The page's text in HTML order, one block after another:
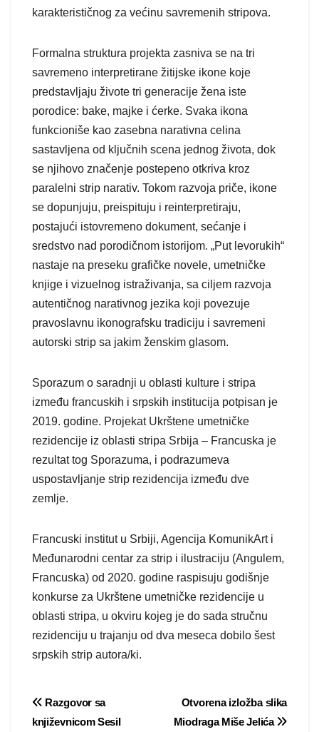
karakterističnog za većinu savremenih stripova.
Formalna struktura projekta zasniva se na tri
savremeno interpretirane žitijske ikone koje
predstavljaju živote tri generacije žena iste
porodice: bake, majke i ćerke. Svaka ikona
funkcioniše kao zasebna narativna celina
sastavljena od ključnih scena jednog života, dok
se njihovo značenje postepeno otkriva kroz
paralelni strip narativ. Tokom razvoja priče, ikone
se dopunjuju, preispituju i reinterpretiraju,
postajući istovremeno dokument, sećanje i
sredstvo nad porodičnom istorijom. „Put levorukih“
nastaje na preseku grafičke novele, umetničke
knjige i vizuelnog istraživanja, sa ciljem razvoja
autentičnog narativnog jezika koji povezuje
pravoslavnu ikonografsku tradiciju i savremeni
autorski strip sa jakim ženskim glasom.
Sporazum o saradnji u oblasti kulture i stripa
između francuskih i srpskih institucija potpisan je
2019. godine. Projekat Ukrštene umetničke
rezidencije iz oblasti stripa Srbija – Francuska je
rezultat tog Sporazuma, i podrazumeva
uspostavljanje strip rezidencija između dve
zemlje.
Francuski institut u Srbiji, Agencija KomunikArt i
Međunarodni centar za strip i ilustraciju (Angulem,
Francuska) od 2020. godine raspisuju godišnje
konkurse za Ukrštene umetničke rezidencije u
oblasti stripa, u okviru kojeg je do sada stručnu
rezidenciju u trajanju od dva meseca dobilo šest
srpskih strip autora/ki.
Post
Otvorena izložba slika
Miodraga Miše Jelića
Razgovor sa
književnicom Sesil